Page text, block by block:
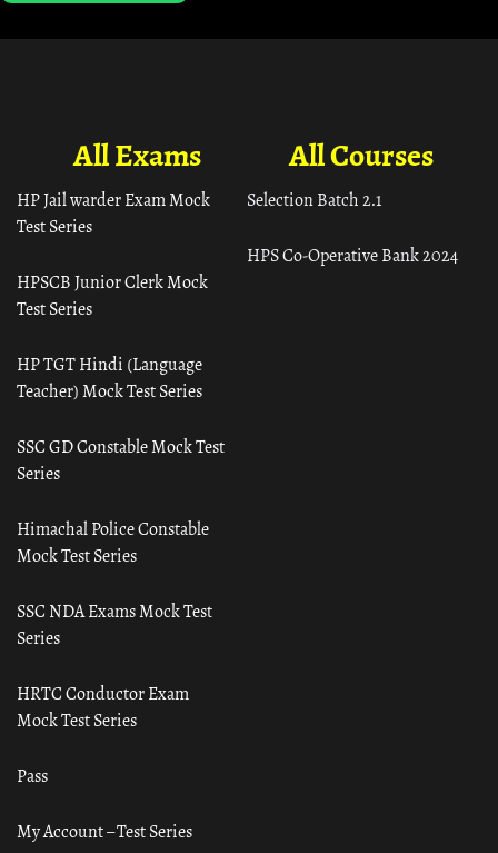
All Courses
Selection Batch 2.1
HPS Co-Operative Bank 2024
All Exams
HP Jail warder Exam Mock
Test Series
HPSCB Junior Clerk Mock
Test Series
HP TGT Hindi (Language
Teacher) Mock Test Series
SSC GD Constable Mock Test
Series
Himachal Police Constable
Mock Test Series
SSC NDA Exams Mock Test
Series
HRTC Conductor Exam
Mock Test Series
Pass
My Account – Test Series